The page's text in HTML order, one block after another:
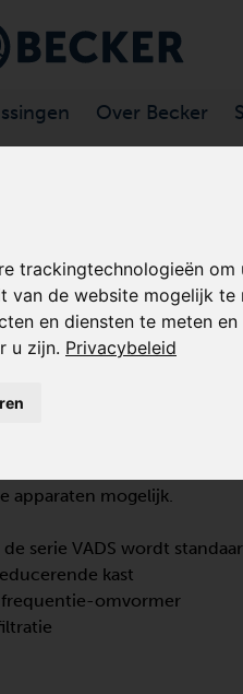
trackingtechnologieën
van de website mogelijk te
en diensten te meten
u zijn. Privacybeleid
Over Becker
SERIE
serie vacuümpompen met
verdringer lijkt op
De geïntegreerde
apparaten mogelijk.
serie VADS wordt
kast
frequentie-omvormer